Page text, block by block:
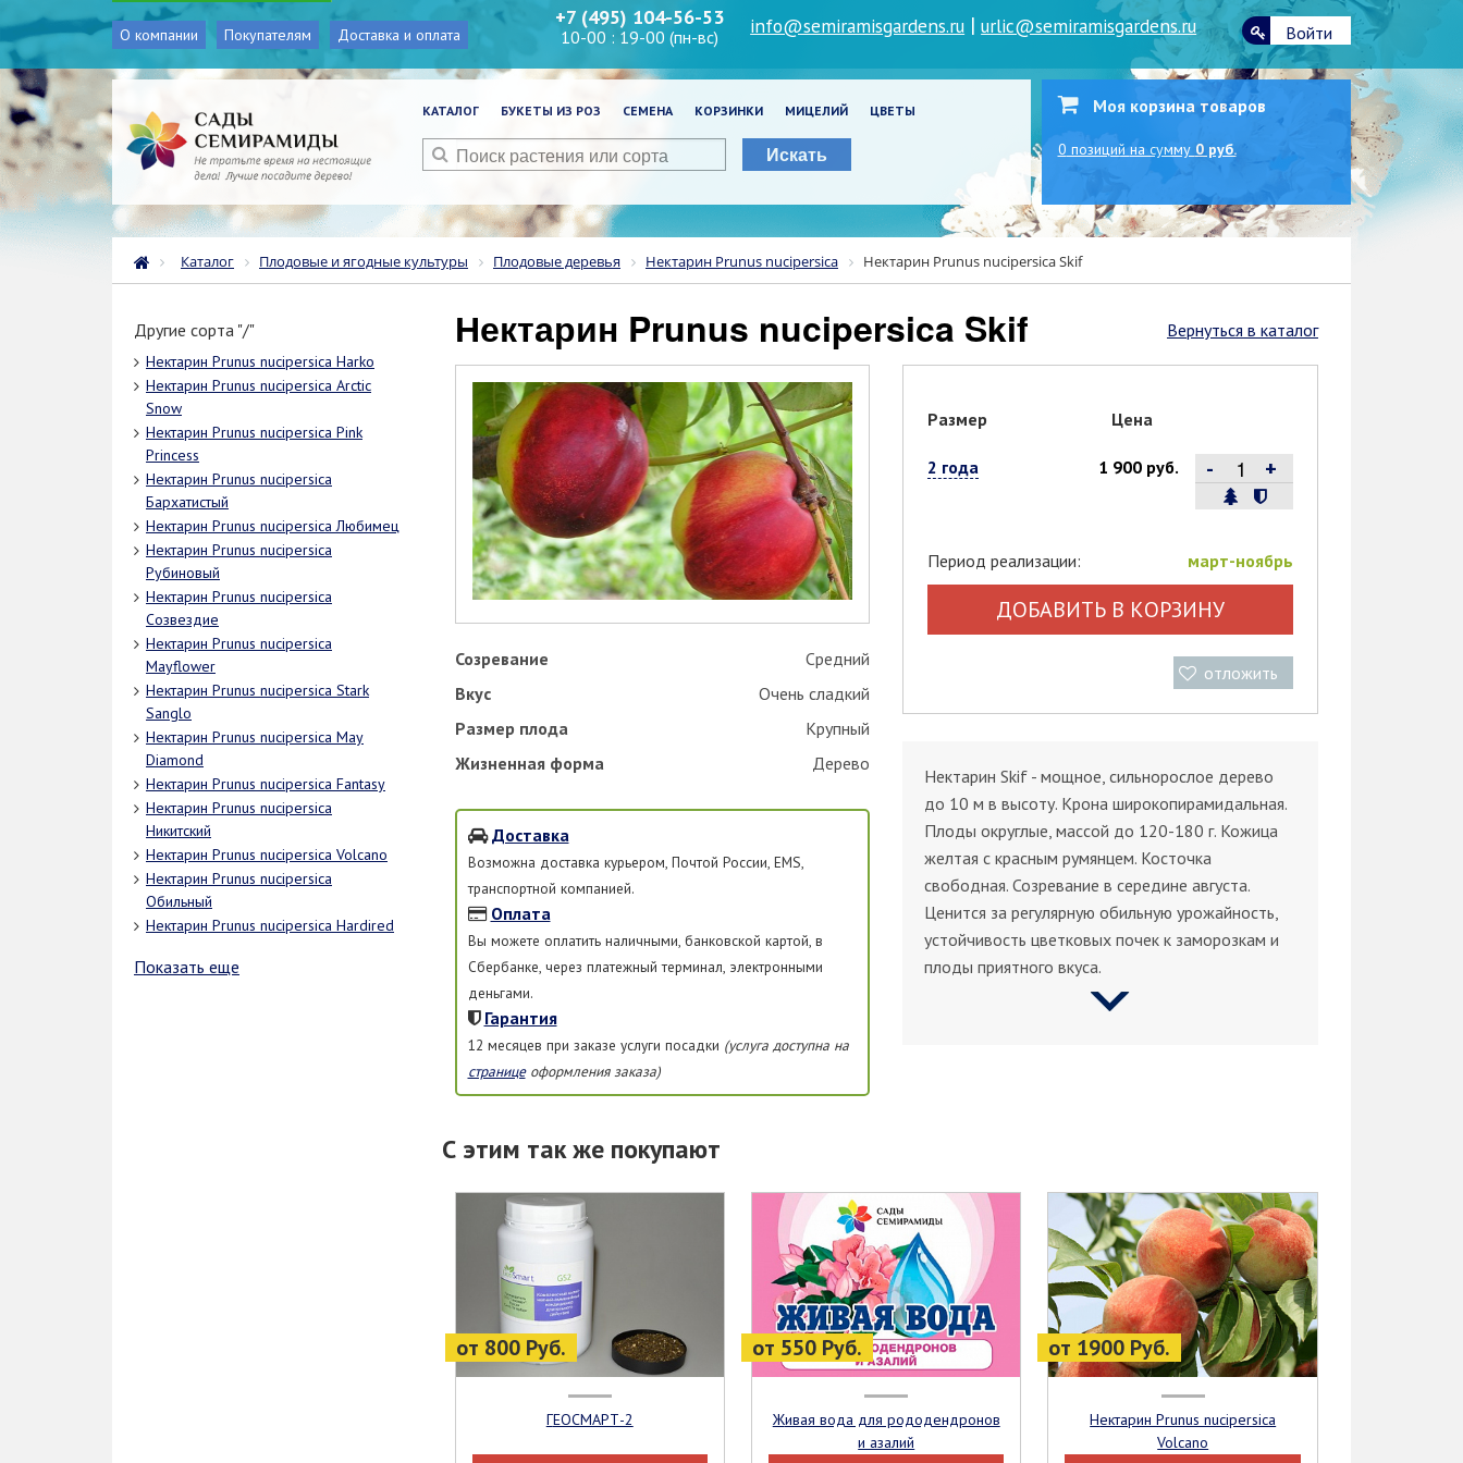
О компании Покупателям Доставка и оплата
+7 (495) 104-56-53
10-00 : 19-00 (пн-вс) info@semiramisgardens.ru |urlic@semiramisgardens.ru Войти
КАТАЛОГ БУКЕТЫ ИЗ РОЗ СЕМЕНА КОРЗИНКИ МИЦЕЛИЙ ЦВЕТЫ
Искать
Моя корзина товаров
0 позиций на сумму 0 руб.
Каталог Плодовые и ягодные культуры Плодовые деревья Нектарин Prunus nucipersica Нектарин Prunus nucipersica Skif
Другие сорта "/"
Нектарин Prunus nucipersica Harko
Нектарин Prunus nucipersica Arctic
Snow
Нектарин Prunus nucipersica Pink
Princess
Нектарин Prunus nucipersica
Бархатистый
Нектарин Prunus nucipersica Любимец
Нектарин Prunus nucipersica
Рубиновый
Нектарин Prunus nucipersica
Созвездие
Нектарин Prunus nucipersica
Mayflower
Нектарин Prunus nucipersica Stark
Sanglo
Нектарин Prunus nucipersica May
Diamond
Нектарин Prunus nucipersica Fantasy
Нектарин Prunus nucipersica
Никитский
Нектарин Prunus nucipersica Volcano
Нектарин Prunus nucipersica
Обильный
Нектарин Prunus nucipersica Hardired
Показать еще
Вернуться в каталог
Нектарин Prunus nucipersica Skif
Созревание
Средний
Вкус
Очень сладкий
Размер плода
Крупный
Жизненная форма
Дерево
Доставка
Возможна доставка курьером, Почтой России, EMS,
транспортной компанией.
Оплата
Вы можете оплатить наличными, банковской картой, в
Сбербанке, через платежный терминал, электронными
деньгами.
Гарантия
12 месяцев при заказе услуги посадки (услуга доступна на
страницеоформления заказа)
Размер Цена
2 года 1 900 руб. - +
Период реализации: март-ноябрь
ДОБАВИТЬ В КОРЗИНУ
отложить
Нектарин Skif - мощное, сильнорослое дерево
до 10 м в высоту. Крона широкопирамидальная.
Плоды округлые, массой до 120-180 г. Кожица
желтая с красным румянцем. Косточка
свободная. Созревание в середине августа.
Ценится за регулярную обильную урожайность,
устойчивость цветковых почек к заморозкам и
плоды приятного вкуса.
С этим так же покупают
от 800 Руб.
ГЕОСМАРТ-2
от 550 Руб.
Живая вода для рододендронов
и азалий
от 1900 Руб.
Нектарин Prunus nucipersica
Volcano